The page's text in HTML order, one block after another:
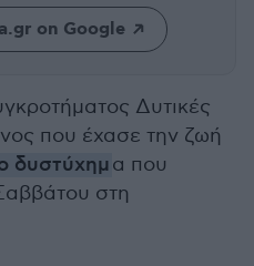
on Google
Δυτικές
που έχασε την ζωή
δυστύχημα που
στη